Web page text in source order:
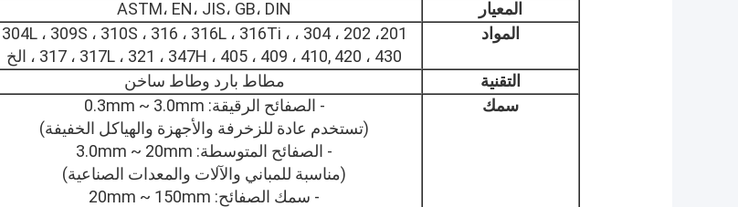
المعيار
ASTM، EN، JIS، GB، DIN
المواد
201، 202 ، 304 ، 304L ، 309S ، 310S ، 316 ، 316L ، 316Ti ،
317 ، 317L ، 321 ، 347H ، 405 ، 409 ، 410, 420 ، 430 ، الخ
التقنية
مطاط بارد وطاط ساخن
سمك
- الصفائح الرقيقة: 0.3mm ~ 3.0mm
(تستخدم عادة للزخرفة والأجهزة والهياكل الخفيفة)
- الصفائح المتوسطة: 3.0mm ~ 20mm
(مناسبة للمباني والآلات والمعدات الصناعية)
- سمك الصفائح: 20mm ~ 150mm